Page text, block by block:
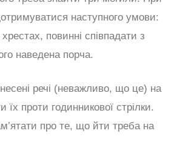
наступного умови:
повинні співпадати з
наведена порча.
речі (неважливо, що це) на
їх проти годинникової стрілки.
про те, що йти треба на